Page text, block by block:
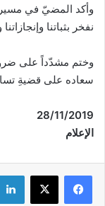
وأكد المضيّ في
نفخر بثباتنا وإنجازاتنا
وختم مشدّداً على
سعاده على قضيةِ
28/11/2019
الإعلام
فيسبوك